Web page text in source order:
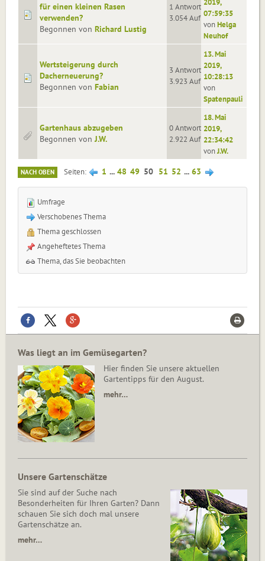
für einen kleinen Rasen
verwenden?
Begonnen von Richard Lustig
1 Antworten
3.054 Aufrufe
2019,
07:59:35
vonHelga
Neuhof
Wertsteigerung durch
Dacherneuerung?
Begonnen von Fabian
3 Antworten
3.923 Aufrufe
13. Mai
2019,
10:28:13
von
Spatenpauli
Gartenhaus abzugeben
Begonnen vonJ.W.
0 Antworten
2.922 Aufrufe
18. Mai
2019,
22:34:42
vonJ.W.
NACH OBEN Seiten 1 ... 48 49 50 51 52 ... 63
Umfrage
Verschobenes Thema
Thema geschlossen
Angeheftetes Thema
Thema, das Sie beobachten
Was liegt an im Gemüsegarten?
Hier finden Sie unsere aktuellen
Gartentipps für den August.
mehr…
Unsere Gartenschätze
Sie sind auf der Suche nach
Besonderheiten für Ihren Garten? Dann
schauen Sie sich doch mal unsere
Gartenschätze an.
mehr…